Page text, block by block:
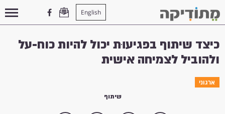
English
עמוד הבית כיצד שיתוף בפגיעוּת יכול להיות כוח-על ולהוביל לצמיחה אישית
כיצד שיתוף בפגיעוּת יכול להיות כוח-על
ולהוביל לצמיחה אישית
ארגוני
שיתוף